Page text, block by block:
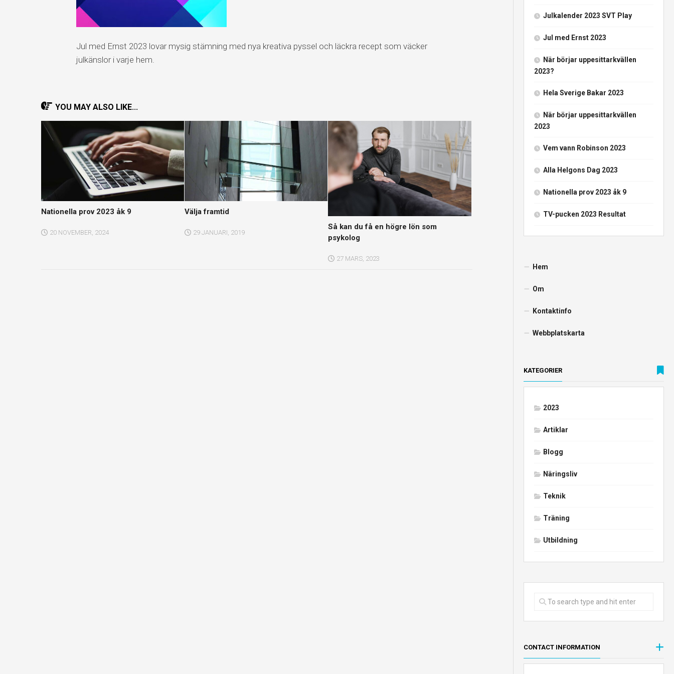
Jul med Ernst 2023 lovar mysig stämning med nya kreativa pyssel och läckra recept som väcker
julkänslor i varje hem.
YOU MAY ALSO LIKE...
Nationella prov 2023 åk 9
20 NOVEMBER, 2024
Välja framtid
29 JANUARI, 2019
Så kan du få en högre lön som
psykolog
27 MARS, 2023
Julkalender 2023 SVT Play
Jul med Ernst 2023
När börjar uppesittarkvällen
2023?
Hela Sverige Bakar 2023
När börjar uppesittarkvällen
2023
Vem vann Robinson 2023
Alla Helgons Dag 2023
Nationella prov 2023 åk 9
TV-pucken 2023 Resultat
Hem
Om
Kontaktinfo
Webbplatskarta
KATEGORIER
2023
Artiklar
Blogg
Näringsliv
Teknik
Träning
Utbildning
CONTACT INFORMATION